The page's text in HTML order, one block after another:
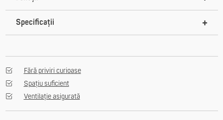
Specificații
Fără priviri curioase
Spațiu suficient
Ventilație asigurată